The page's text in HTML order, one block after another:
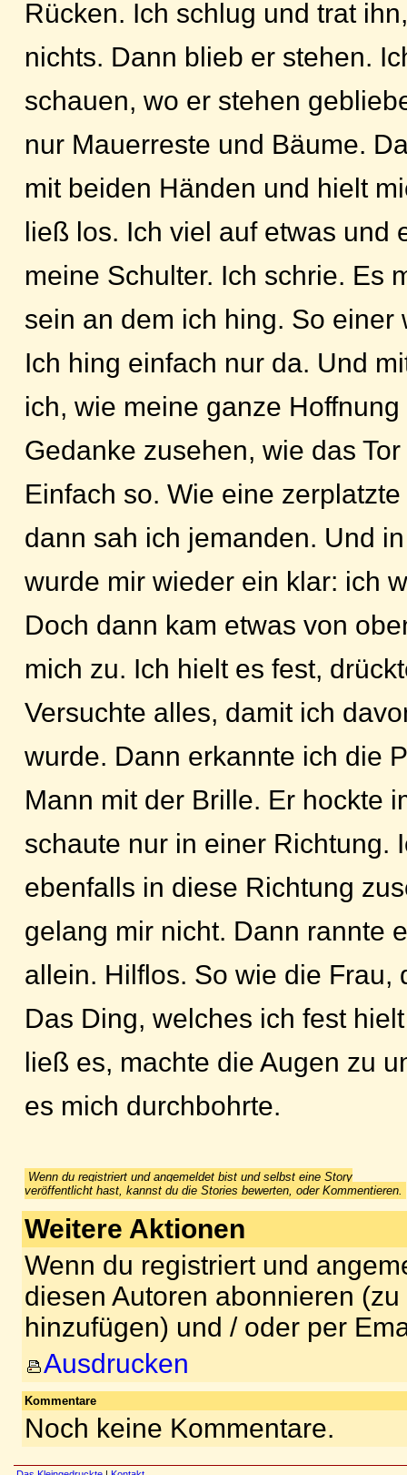
Wenn du registriert und angemeldet bist und selbst eine Story
veröffentlicht hast, kannst du die Stories bewerten, oder Kommentieren.
Weitere Aktionen
Wenn du registriert und
diesen Autoren abonnieren
hinzufügen) und / oder per
Ausdrucken
Kommentare
Noch keine Kommentare.